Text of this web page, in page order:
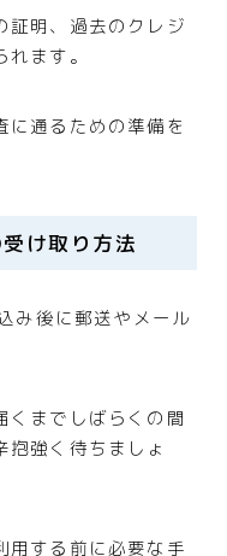
証明、過去のクレジ
ます。
に通るための準備を
け取り方法
み後に郵送やメール
くまでしばらくの間
強く待ちましょ
用する前に必要な手